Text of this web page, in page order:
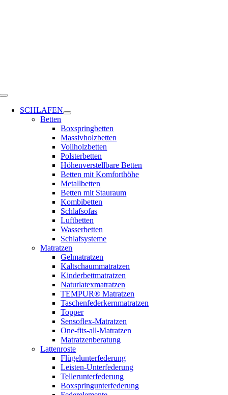
Toggle
NavigationSCHLAFEN
Betten
Boxspringbetten
Massivholzbetten
Vollholzbetten
Polsterbetten
Höhenverstellbare Betten
Betten mit Komforthöhe
Metallbetten
Betten mit Stauraum
Kombibetten
Schlafsofas
Luftbetten
Wasserbetten
Schlafsysteme
Matratzen
Gelmatratzen
Kaltschaummatratzen
Kinderbettmatratzen
Naturlatexmatratzen
TEMPUR® Matratzen
Taschenfederkernmatratzen
Topper
Sensoflex-Matratzen
One-fits-all-Matratzen
Matratzenberatung
Lattenroste
Flügelunterfederung
Leisten-Unterfederung
Tellerunterfederung
Boxspringunterfederung